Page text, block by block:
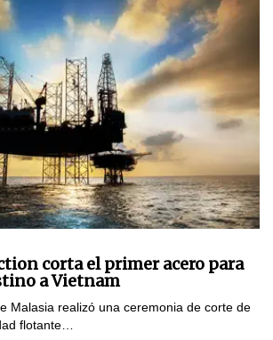
corta el primer acero para
a Vietnam
Malasia realizó una ceremonia de corte de
flotante…